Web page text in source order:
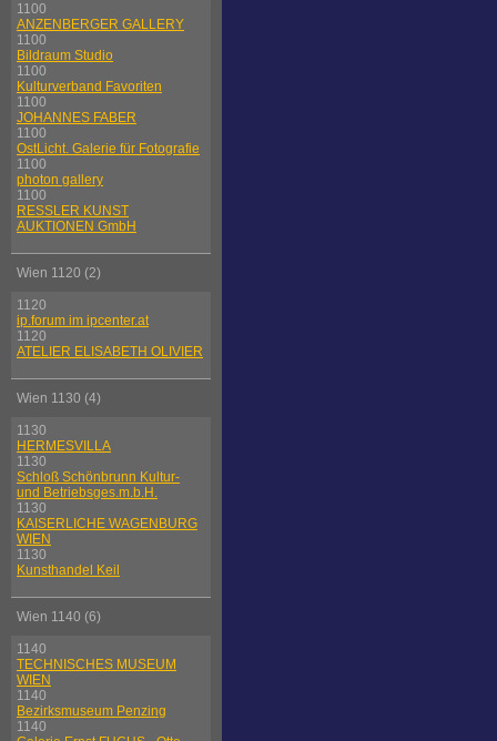
1100
ANZENBERGER GALLERY
1100
Bildraum Studio
1100
Kulturverband Favoriten
1100
JOHANNES FABER
1100
OstLicht. Galerie für Fotografie
1100
photon gallery
1100
RESSLER KUNST
AUKTIONEN GmbH
Wien 1120 (2)
1120
ip.forum im ipcenter.at
1120
ATELIER ELISABETH OLIVIER
Wien 1130 (4)
1130
HERMESVILLA
1130
Schloß Schönbrunn Kultur-
und Betriebsges.m.b.H.
1130
KAISERLICHE WAGENBURG
WIEN
1130
Kunsthandel Keil
Wien 1140 (6)
1140
TECHNISCHES MUSEUM
WIEN
1140
Bezirksmuseum Penzing
1140